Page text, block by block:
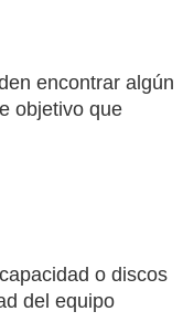
encontrar algún
objetivo que
o discos
del equipo